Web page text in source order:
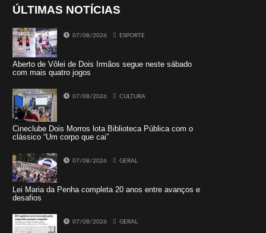
ÚLTIMAS NOTÍCIAS
07/08/2026 ESPORTE
Aberto de Vôlei de Dois Irmãos segue neste sábado
com mais quatro jogos
07/08/2026 CULTURA
Cineclube Dois Morros lota Biblioteca Pública com o
clássico “Um corpo que cai”
07/08/2026 GERAL
Lei Maria da Penha completa 20 anos entre avanços e
desafios
07/08/2026 GERAL